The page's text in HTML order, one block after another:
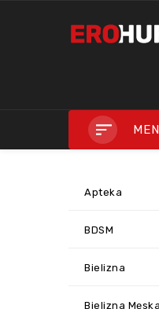
Apteka
BDSM
Bielizna
Bielizna Męska